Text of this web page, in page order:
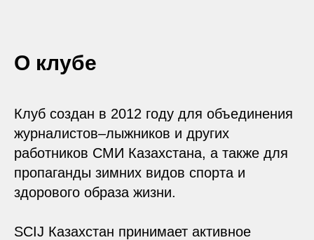
О клубе
Клуб создан в 2012 году для объединения
журналистов–лыжников и других
работников СМИ Казахстана, а также для
пропаганды зимних видов спорта и
здорового образа жизни.
SCIJ Казахстан принимает активное